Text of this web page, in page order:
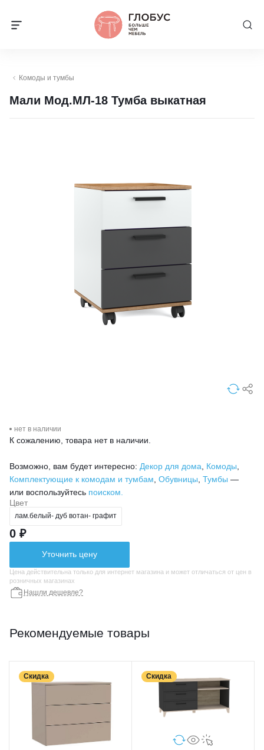
Комоды и тумбы
Мали Мод.МЛ-18 Тумба выкатная
нет в наличии
К сожалению, товара нет в наличии.
Возможно, вам будет интересно: Декор для дома Комоды
Комплектующие к комодам и тумбам Обувницы Тумбы —
или воспользуйтесь поиском.
Цвет
лам.белый- дуб вотан- графит
0 ₽
Уточнить цену
Цена действительна только для интернет магазина и может отличаться от цен в
розничных магазинах
Нашли дешевле?
Рекомендуемые товары
Скидка Скидка